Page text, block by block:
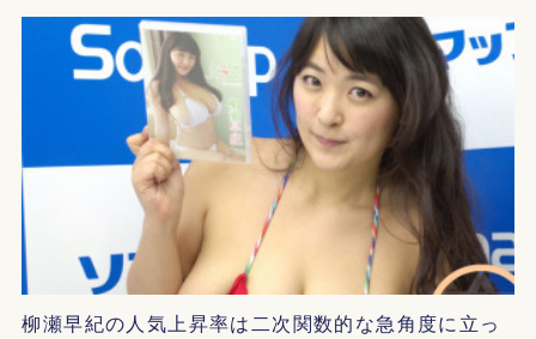
柳瀬早紀の人気上昇率は二次関数的な急角度に立っ